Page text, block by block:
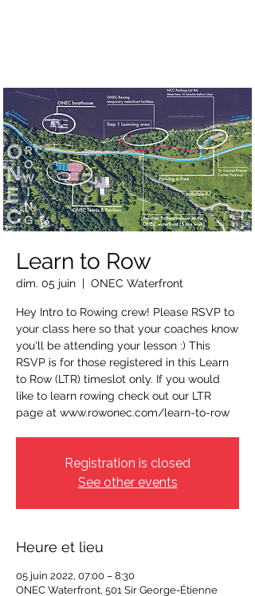
Learn to Row
dim. 05 juin
  |
ONEC Waterfront
Hey Intro to Rowing crew! Please RSVP to
your class here so that your coaches know
you'll be attending your lesson :) This
RSVP is for those registered in this Learn
to Row (LTR) timeslot only. If you would
like to learn rowing check out our LTR
page at www.rowonec.com/learn-to-row
Registration is closed
See other events
Heure et lieu
05 juin 2022, 07:00 – 8:30
ONEC Waterfront, 501 Sir George-Étienne